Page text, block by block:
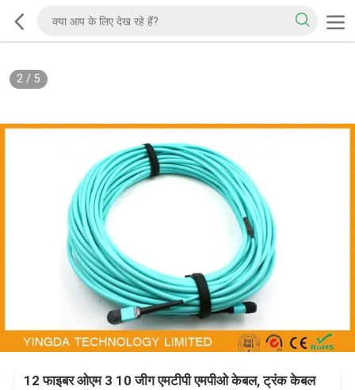
2/ 5
12 फाइबर ओएम 3 10 जीग एमटीपी एमपीओ केबल, ट्रंक केबल